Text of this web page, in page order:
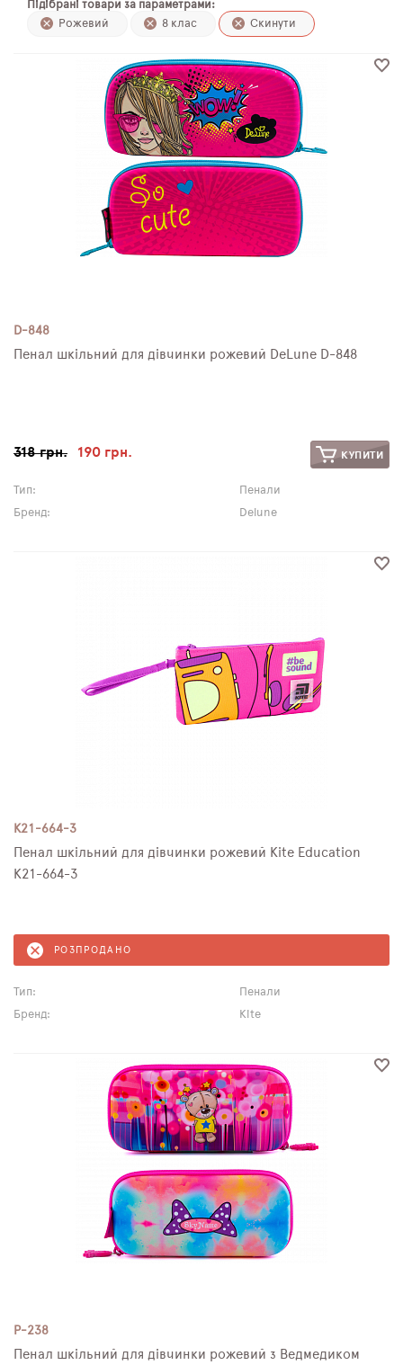
ПЛЯШКИ ДЛЯ ВОДИ
SCHOOL STANDARD
Підібрані товари за параметрами:
Рожевий
8 клас Скинути
D-848
Пенал шкільний для дівчинки рожевий DeLune D-848
318 грн. 190 грн. КУПИТИ
Тип:
Пенали
Бренд:
Delune
K21-664-3
Пенал шкільний для дівчинки рожевий Kite Education
K21-664-3
РОЗПРОДАНО
Тип:
Пенали
Бренд:
Kite
P-238
Пенал шкільний для дівчинки рожевий з Ведмедиком